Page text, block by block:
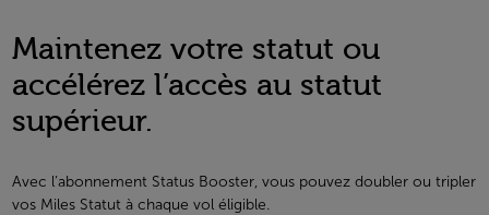
Maintenez votre statut ou
accélérez l’accès au statut
supérieur.
Avec l’abonnement Status Booster, vous pouvez doubler ou tripler
vos Miles Statut à chaque vol éligible.